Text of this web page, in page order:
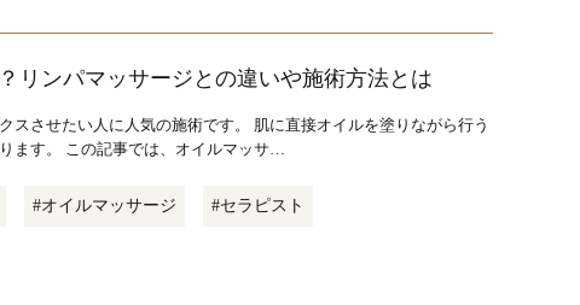
リンパマッサージとの違いや施術方法とは
スさせたい人に人気の施術です。 肌に直接オイルを塗りながら行う
ます。 この記事では、オイルマッサ…
#オイルマッサージ #セラピスト